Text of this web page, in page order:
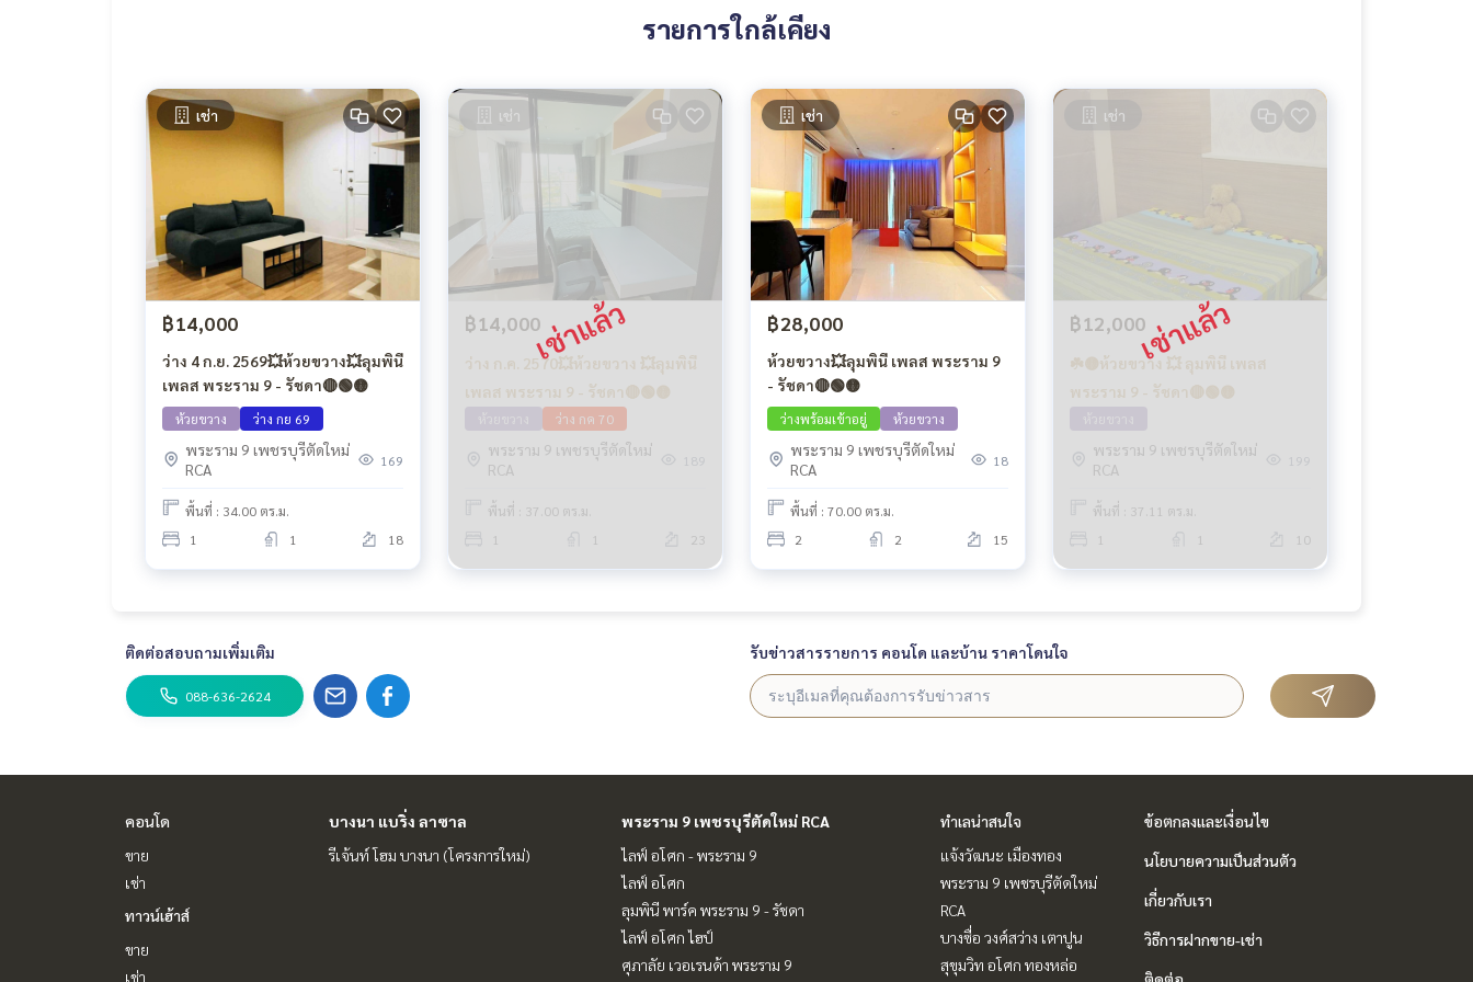
รายการใกล้เคียง
เช่า
฿14,000
ว่าง 4 ก.ย. 2569💥ห้วยขวาง💥ลุมพินี
เพลส พระราม 9 - รัชดา🔴🟢🟡
ห้วยขวาง ว่าง กย 69
พระราม 9 เพชรบุรีตัดใหม่
RCA
169
พื้นที่ : 34.00 ตร.ม.
1
1 18
เช่า
฿14,000
ว่าง ก.ค. 2570💥ห้วยขวาง 💥ลุมพินี
เพลส พระราม 9 - รัชดา🔴🟢🟡
ว่าง กค 70
พระราม 9 เพชรบุรีตัดใหม่
RCA
189
พื้นที่ : 37.00 ตร.ม.
1
1 23
เช่า
฿28,000
ห้วยขวาง💥ลุมพินี เพลส พระราม 9
- รัชดา🔴🟢🟡
ว่างพร้อมเข้าอยู่ ห้วยขวาง
พระราม 9 เพชรบุรีตัดใหม่
RCA
18
พื้นที่ : 70.00 ตร.ม.
2
2 15
เช่า
฿12,000
☘️🟡ห้วยขวาง 💥 ลุมพินี เพลส
พระราม 9 - รัชดา🔴🟢🟡
พระราม 9 เพชรบุรีตัดใหม่
RCA
199
พื้นที่ : 37.11 ตร.ม.
1
1 10
ติดต่อสอบถามเพิ่มเติม
088-636-2624
รับข่าวสารรายการ คอนโด และบ้าน ราคาโดนใจ
คอนโด
ขาย
เช่า
ทาวน์เฮ้าส์
ขาย
เช่า
บางนา แบริ่ง ลาซาล
รีเจ้นท์ โฮม บางนา (โครงการใหม่)
พระราม 9 เพชรบุรีตัดใหม่ RCA
ไลฟ์ อโศก - พระราม 9
ไลฟ์ อโศก
ลุมพินี พาร์ค พระราม 9 - รัชดา
ไลฟ์ อโศก ไฮป์
ศุภาลัย เวอเรนด้า พระราม 9
ทำเลน่าสนใจ
แจ้งวัฒนะ เมืองทอง
พระราม 9 เพชรบุรีตัดใหม่
RCA
บางซื่อ วงศ์สว่าง เตาปูน
สุขุมวิท อโศก ทองหล่อ
ข้อตกลงและเงื่อนไข
นโยบายความเป็นส่วนตัว
เกี่ยวกับเรา
วิธีการฝากขาย-เช่า